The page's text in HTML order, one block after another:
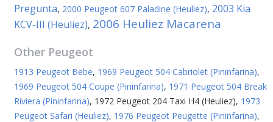
Pregunta, 2000 Peugeot 607 Paladine (Heuliez), 2003 Kia
KCV-III (Heuliez), 2006 Heuliez Macarena
Other Peugeot
1913 Peugeot Bebe, 1969 Peugeot 504 Cabriolet (Pininfarina),
1969 Peugeot 504 Coupe (Pininfarina), 1971 Peugeot 504 Break
Riviera (Pininfarina), 1972 Peugeot 204 Taxi H4 (Heuliez), 1973
Peugeot Safari (Heuliez), 1976 Peugeot Peugette (Pininfarina),